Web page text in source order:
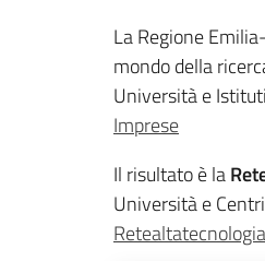
La Regione
mondo della
Università e
Imprese
Il risultato è la
Università e
Retealtatecnologia